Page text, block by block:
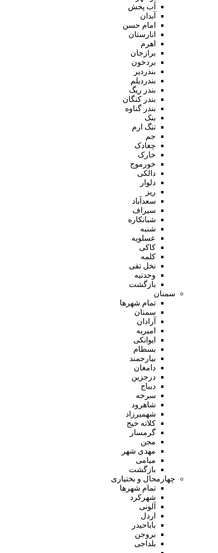
آب پخش
آبدان
امام حسن
انارستان
اهرم
برازجان
بردخون
بندردیر
بندردیلم
بندر ریگ
بندر کنگان
بندر گناوه
بنک
تنگ ارم
جم
چغادک
خارک
خورموج
دالکی
دلوار
ریز
سعدآباد
سیراف
شبانکاره
شنبه
عسلویه
کاکی
کلمه
نخل تقی
وحدتیه
بازگشت
سمنان
تمام شهر‌ها
سمنان
آرادان
امیریه
ایوانکی
بسطام
بیارجمند
دامغان
درجزین
دیباج
سرخه
شاهرود
شهمیرزاد
کلاته خیج
گرمسار
مجن
مهدی شهر
میامی
بازگشت
چهارمحال و بختیاری
تمام شهر‌ها
شهرکرد
آلونی
اردل
باباحیدر
بروجن
بلداجی